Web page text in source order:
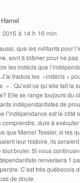
2015 à 14 h 16 min
que les militants pour
sont à blâmer pour ne pas
les indécis que
traduis les »indécis »
» . Qu’est-ce qu’elle fait la
Elle se range toujours du
indépendantistes de
l’indépendance est le côté
comprendre, dure à
que Marcel Tessier, si les
leur histoire, ils
tout bruler. Si nous
renversera 1
C’est très québecois
de doute.